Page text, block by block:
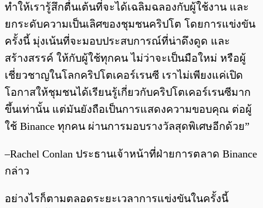
ทำให้เรารู้สึกตื่นเต้นที่จะได้เฉลิมฉลองกับผู้ใช้งาน และ
ยกระดับความเป็นเลิศของชุมชนคริปโต โดยการแข่งขัน
ครั้งนี้ มุ่งเน้นที่จะมอบประสบการณ์ที่น่าดึงดูด และ
สร้างสรรค์ ให้กับผู้ใช้ทุกคน ไม่ว่าจะเป็นมือใหม่ หรือผู้
เชี่ยวชาญในโลกคริปโตเคอร์เรนซี เราไม่เพียงแค่เปิด
โอกาสให้ชุมชนได้เรียนรู้เกี่ยวกับคริปโตเคอร์เรนซีมาก
ขึ้นเท่านั้น แต่มันยังถือเป็นการแสดงความขอบคุณ ต่อผู้
ใช้ Binance ทุกคน ผ่านการมอบรางวัลสุดพิเศษอีกด้วย”
–Rachel Conlan ประธานเจ้าหน้าที่ฝ่ายการตลาด Binance
กล่าว
อย่างไรก็ตามตลอดระยะเวลาการแข่งขันในครั้งนี้